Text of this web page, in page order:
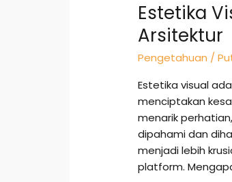
Estetika
Arsitektur
Pengetahuan /
Estetika visual
menciptakan
menarik
dipahami dan
menjadi lebih
platform.